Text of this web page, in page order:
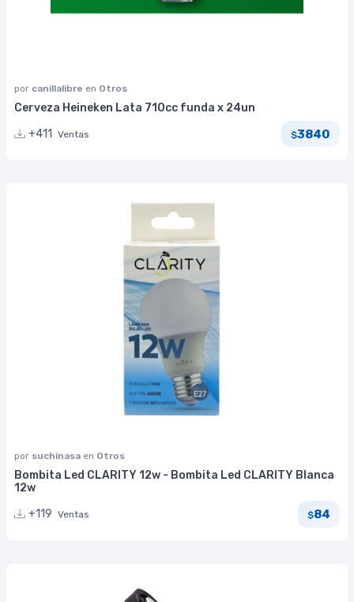
por canillalibre en Otros
Cerveza Heineken Lata 710cc funda x 24un
+411
Ventas $3840
por suchinasa en Otros
Bombita Led CLARITY 12w - Bombita Led CLARITY Blanca
12w
+119 Ventas $84